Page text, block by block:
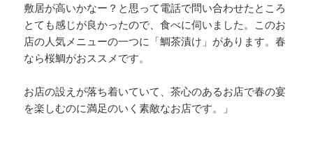
敷居が高いかなー？と思って電話で問い合わせたところ
とても感じが良かったので、食べに伺いました。このお
店の人気メニューの一つに「鯛茶漬け」があります。春
なら桜鯛がおススメです。
お店の設えが落ち着いていて、茶心のあるお店で春の宴
を楽しむのに満足のいく素敵なお店です。」